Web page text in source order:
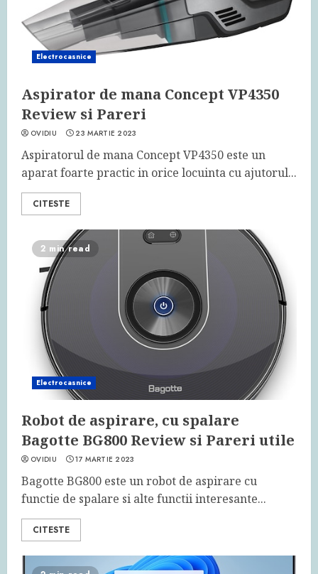
Electrocasnice
Aspirator de mana Concept VP4350
Review si Pareri
OVIDIU 23 MARTIE 2023
Aspiratorul de mana Concept VP4350 este un
aparat foarte practic in orice locuinta cu ajutorul...
CITESTE
2 min read
Electrocasnice
Robot de aspirare, cu spalare
Bagotte BG800 Review si Pareri utile
OVIDIU 17 MARTIE 2023
Bagotte BG800 este un robot de aspirare cu
functie de spalare si alte functii interesante...
CITESTE